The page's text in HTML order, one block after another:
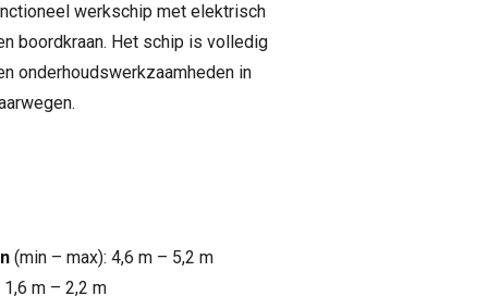
werkschip met elektrisch
boordkraan. Het schip is volledig
onderhoudswerkzaamheden in
(min – max): 4,6 m – 5,2 m
m – 2,2 m